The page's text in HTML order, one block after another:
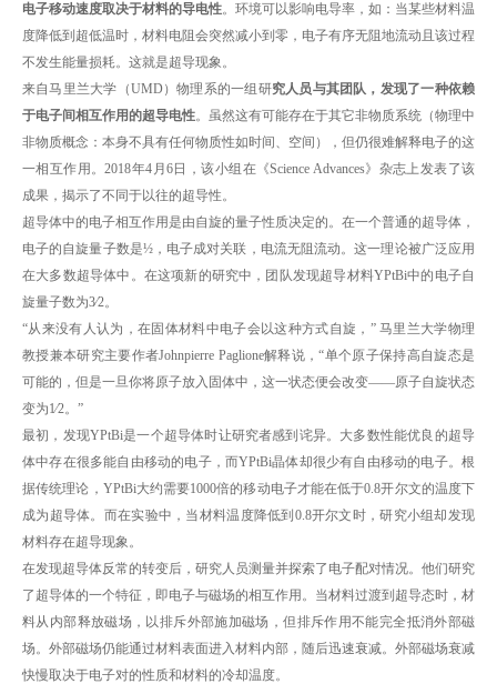
电子移动速度取决于材料的导电性。环境可以影响电导率，如：当某些材料温
度降低到超低温时，材料电阻会突然减小到零，电子有序无阻地流动且该过程
不发生能量损耗。这就是超导现象。
来自马里兰大学（UMD）物理系的一组研究人员与其团队，发现了一种依赖
于电子间相互作用的超导电性。虽然这有可能存在于其它非物质系统（物理中
非物质概念：本身不具有任何物质性如时间、空间），但仍很难解释电子的这
一相互作用。2018年4月6日，该小组在《Science Advances》杂志上发表了该
成果，揭示了不同于以往的超导性。
超导体中的电子相互作用是由自旋的量子性质决定的。在一个普通的超导体，
电子的自旋量子数是½，电子成对关联，电流无阻流动。这一理论被广泛应用
在大多数超导体中。在这项新的研究中，团队发现超导材料YPtBi中的电子自
旋量子数为3⁄2。
“从来没有人认为，在固体材料中电子会以这种方式自旋，” 马里兰大学物理
教授兼本研究主要作者Johnpierre Paglione解释说，“单个原子保持高自旋态是
可能的，但是一旦你将原子放入固体中，这一状态便会改变——原子自旋状态
变为1⁄2。”
最初，发现YPtBi是一个超导体时让研究者感到诧异。大多数性能优良的超导
体中存在很多能自由移动的电子，而YPtBi晶体却很少有自由移动的电子。根
据传统理论，YPtBi大约需要1000倍的移动电子才能在低于0.8开尔文的温度下
成为超导体。而在实验中，当材料温度降低到0.8开尔文时，研究小组却发现
材料存在超导现象。
在发现超导体反常的转变后，研究人员测量并探索了电子配对情况。他们研究
了超导体的一个特征，即电子与磁场的相互作用。当材料过渡到超导态时，材
料从内部释放磁场，以排斥外部施加磁场，但排斥作用不能完全抵消外部磁
场。外部磁场仍能通过材料表面进入材料内部，随后迅速衰减。外部磁场衰减
快慢取决于电子对的性质和材料的冷却温度。